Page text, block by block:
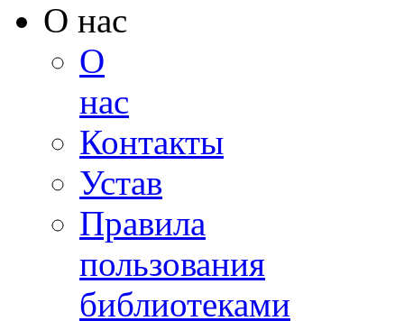
О нас
О
нас
Контакты
Устав
Правила
пользования
библиотеками